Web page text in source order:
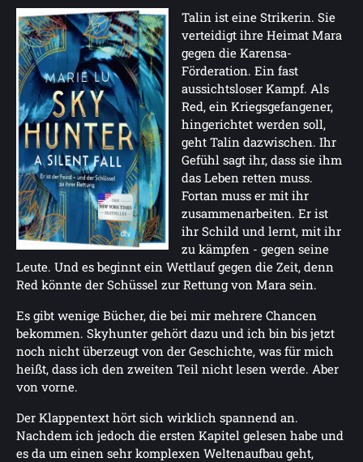
Talin ist eine Strikerin. Sie
verteidigt ihre Heimat Mara
gegen die Karensa-
Förderation. Ein fast
aussichtsloser Kampf. Als
Red, ein Kriegsgefangener,
hingerichtet werden soll,
geht Talin dazwischen. Ihr
Gefühl sagt ihr, dass sie ihm
das Leben retten muss.
Fortan muss er mit ihr
zusammenarbeiten. Er ist
ihr Schild und lernt, mit ihr
zu kämpfen - gegen seine
Leute. Und es beginnt ein Wettlauf gegen die Zeit, denn
Red könnte der Schüssel zur Rettung von Mara sein.
Es gibt wenige Bücher, die bei mir mehrere Chancen
bekommen. Skyhunter gehört dazu und ich bin bis jetzt
noch nicht überzeugt von der Geschichte, was für mich
heißt, dass ich den zweiten Teil nicht lesen werde. Aber
von vorne.
Der Klappentext hört sich wirklich spannend an.
Nachdem ich jedoch die ersten Kapitel gelesen habe und
es da um einen sehr komplexen Weltenaufbau geht,